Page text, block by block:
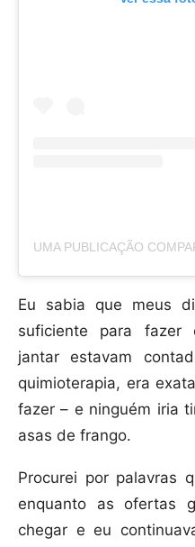
Eu sabia que meus
suficiente para fazer
jantar estavam
quimioterapia, era
fazer – e ninguém iria
asas de frango.
Procurei por palavras
enquanto as ofertas
chegar e eu